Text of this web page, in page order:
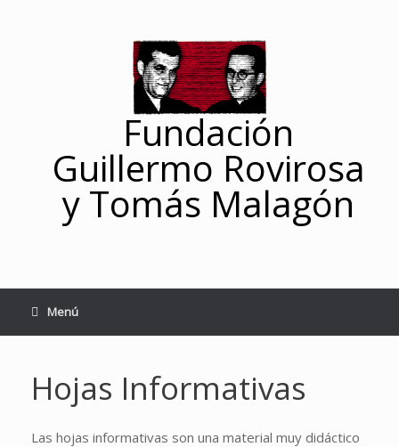
Fundación
Guillermo Rovirosa
y Tomás Malagón
Menú
Hojas Informativas
Las hojas informativas son una material muy didáctico